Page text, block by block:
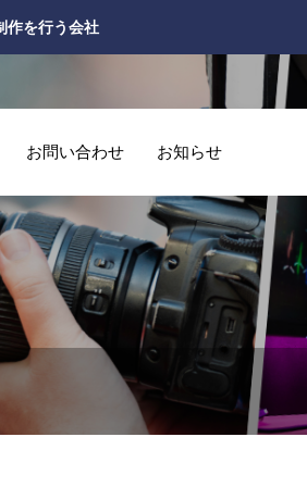
作を行う会社
お問い合わせ お知らせ